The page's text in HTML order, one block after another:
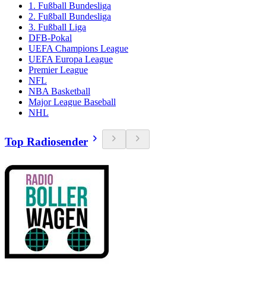
1. Fußball Bundesliga
2. Fußball Bundesliga
3. Fußball Liga
DFB-Pokal
UEFA Champions League
UEFA Europa League
Premier League
NFL
NBA Basketball
Major League Baseball
NHL
Top Radiosender